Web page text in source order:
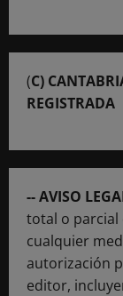
(C)
REGISTRADA
-- AVISO
total o parcial
cualquier
autorización
editor,